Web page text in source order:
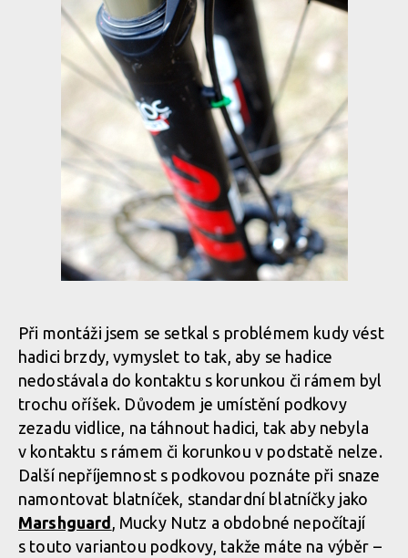
Při montáži jsem se setkal s problémem kudy vést
hadici brzdy, vymyslet to tak, aby se hadice
nedostávala do kontaktu s korunkou či rámem byl
trochu oříšek. Důvodem je umístění podkovy
zezadu vidlice, na táhnout hadici, tak aby nebyla
v kontaktu s rámem či korunkou v podstatě nelze.
Další nepříjemnost s podkovou poznáte při snaze
namontovat blatníček, standardní blatníčky jako
Marshguard , Mucky Nutz a obdobné nepočítají
s touto variantou podkovy, takže máte na výběr –